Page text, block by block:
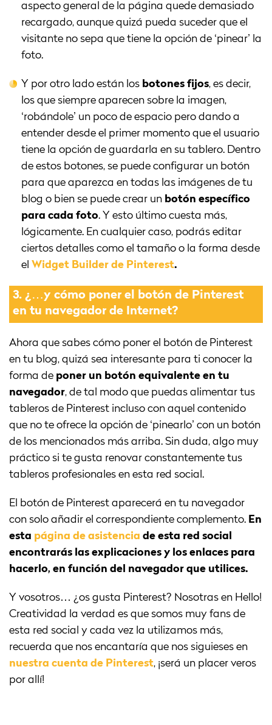
aspecto general de la página quede demasiado
recargado, aunque quizá pueda suceder que el
visitante no sepa que tiene la opción de ‘pinear’ la
foto.
Y por otro lado están los botones fijos, es decir,
los que siempre aparecen sobre la imagen,
‘robándole’ un poco de espacio pero dando a
entender desde el primer momento que el usuario
tiene la opción de guardarla en su tablero. Dentro
de estos botones, se puede configurar un botón
para que aparezca en todas las imágenes de tu
blog o bien se puede crear un botón específico
para cada foto. Y esto último cuesta más,
lógicamente. En cualquier caso, podrás editar
ciertos detalles como el tamaño o la forma desde
el Widget Builder de Pinterest.
3. ¿…y cómo poner el botón de Pinterest
en tu navegador de Internet?
Ahora que sabes cómo poner el botón de Pinterest
en tu blog, quizá sea interesante para ti conocer la
forma de poner un botón equivalente en tu
navegador, de tal modo que puedas alimentar tus
tableros de Pinterest incluso con aquel contenido
que no te ofrece la opción de ‘pinearlo’ con un botón
de los mencionados más arriba. Sin duda, algo muy
práctico si te gusta renovar constantemente tus
tableros profesionales en esta red social.
El botón de Pinterest aparecerá en tu navegador
con solo añadir el correspondiente complemento. En
esta página de asistencia de esta red social
encontrarás las explicaciones y los enlaces para
hacerlo, en función del navegador que utilices.
Y vosotros… ¿os gusta Pinterest? Nosotras en Hello!
Creatividad la verdad es que somos muy fans de
esta red social y cada vez la utilizamos más,
recuerda que nos encantaría que nos siguieses en
nuestra cuenta de Pinterest, ¡será un placer veros
por allí!